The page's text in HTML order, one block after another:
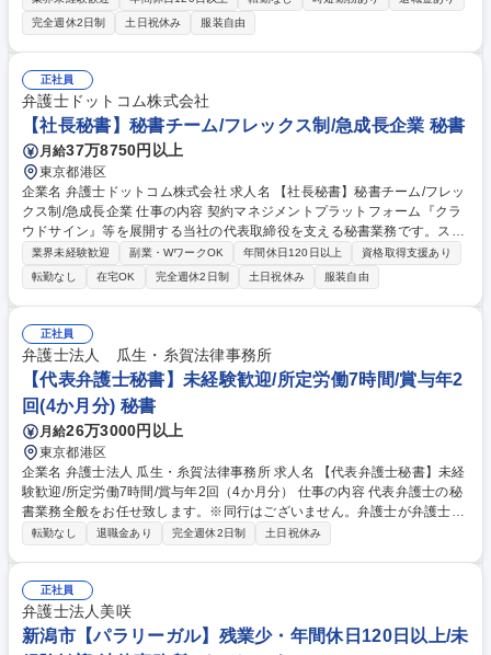
管理 ■ネットバンキング残高照会、入出金明細確認 ■各種書類作成 ■銀行
への外出（月5～6回程度） ■小口現金管理 ■勤怠チェック ■その他 電話対
応、来客応対、各種庶務業務 等 募集職種 【東京】経理事務/年間休日130
日以上/転勤無
完全週休2日制
土日祝休み 服装自由
正社員
弁護士ドットコム株式会社
【社長秘書】秘書チーム/フレックス制/急成長企業 秘書
月給37万8750円以上
東京都港区
企業名 弁護士ドットコム株式会社 求人名 【社長秘書】秘書チーム/フレッ
クス制/急成長企業 仕事の内容 契約マネジメントプラットフォーム『クラ
ウドサイン』等を展開する当社の代表取締役を支える秘書業務です。スケ
ジュール調整、来客対応、出張手配等の秘書業務全般を、秘書チームの一
員として担当いただきます。 【具体的には】スケジュール調整（顧客訪問
や社内外アポイント調整）、来客対応・電話対応、出張・会食・手土産等
の手配、会議準備、郵送物管理、社内外資料の管理、慶弔関連手配等の秘
書業務全般を担当いただきます。※社長は法律事務所の代表も務めている
ため、法律事務所代表室との連携も発生します。 募集職種 【社長秘書】
秘書チーム/フレックス制/急成長企業
業界未経験歓迎 副業・WワークOK 年間休日120日以上
資格取得支援あり
転勤なし
在宅OK 完全週休2日制 土日祝休み 服装自由
正社員
弁護士法人 瓜生・糸賀法律事務所
【代表弁護士秘書】未経験歓迎/所定労働7時間/賞与年2
回(4か月分) 秘書
月給26万3000円以上
東京都港区
企業名 弁護士法人 瓜生・糸賀法律事務所 求人名 【代表弁護士秘書】未経
験歓迎/所定労働7時間/賞与年2回（4か月分） 仕事の内容 代表弁護士の秘
書業務全般をお任せ致します。※同行はございません。弁護士が弁護士業
務に集中できる環境作りが仕事です。 【業務詳細】■会議アレンジ ■会食
ング ■受付対応 ■電話応対 ※業務内容の変更の範囲：当所業務全般 募集職
種 【代表弁護士秘書】未経験歓迎/所定労働7時間/賞与年2回（4か月分）
転勤なし 退職金あり 完全週休2日制 土日祝休み
正社員
弁護士法人美咲
新潟市【パラリーガル】残業少・年間休日120日以上/未